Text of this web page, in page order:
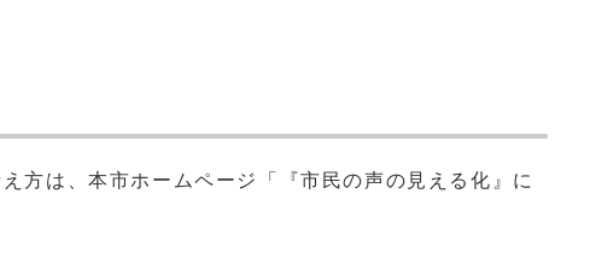
方は、本市ホームページ「『市民の声の見える化』に